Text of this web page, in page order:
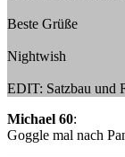
Beste Grüße
Nightwish
EDIT: Satzbau und
Michael 60:
Goggle mal nach